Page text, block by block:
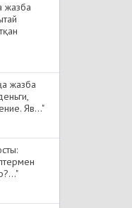
жазба
жазба
Яв..."